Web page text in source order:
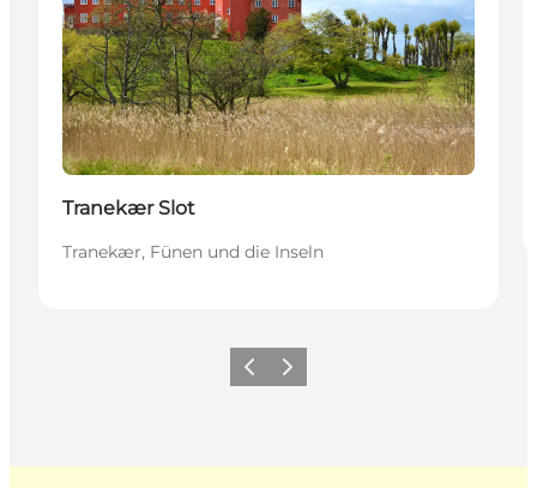
Tranekær Slot
Tranekær, Fünen und die Inseln
ZurückWeiter